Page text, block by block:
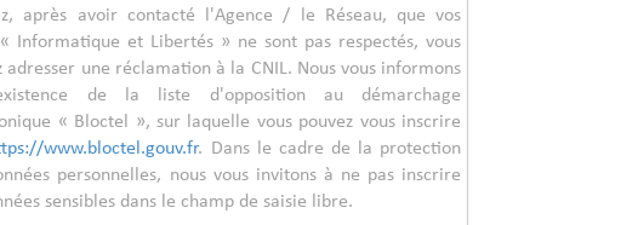
après avoir contacté l'Agence / le Réseau, que vos
Informatique et Libertés » ne sont pas respectés, vous
adresser une réclamation à la CNIL. Nous vous informons
de la liste d'opposition au démarchage
« Bloctel », sur laquelle vous pouvez vous inscrire
www.bloctel.gouv.fr. Dans le cadre de la protection
personnelles, nous vous invitons à ne pas inscrire
sensibles dans le champ de saisie libre.